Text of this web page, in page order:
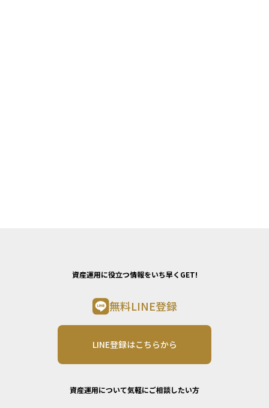
資産運用に役立つ情報をいち早くGET!
無料LINE登録
LINE登録はこちらから
資産運用について気軽にご相談したい方